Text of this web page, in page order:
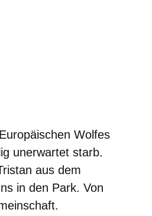
Wolfes
unerwartet starb.
aus dem
in den Park. Von